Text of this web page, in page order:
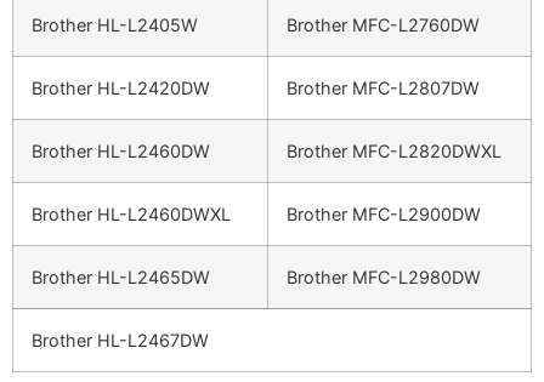
Brother HL-L2405W Brother MFC-L2760DW
Brother HL-L2420DW Brother MFC-L2807DW
Brother HL-L2460DW Brother MFC-L2820DWXL
Brother HL-L2460DWXL Brother MFC-L2900DW
Brother HL-L2465DW Brother MFC-L2980DW
Brother HL-L2467DW